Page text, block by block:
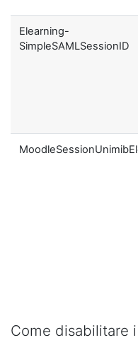
Elearning-
SimpleSAMLSessionID
Come disabilitare